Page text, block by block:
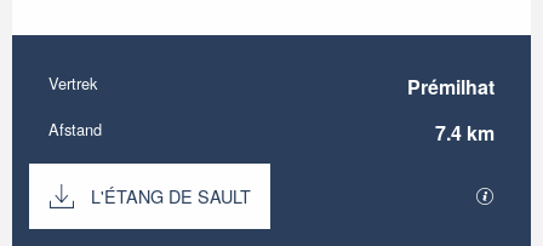
Praktische informatie
Vertrek Prémilhat
Afstand
7.4 km
Documentatie
L'ÉTANG DE SAULT Met